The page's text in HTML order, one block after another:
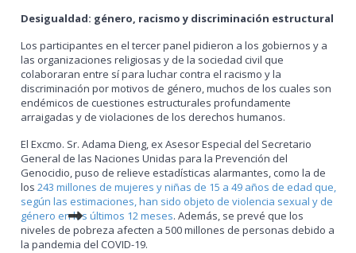
Desigualdad: género, racismo y discriminación estructural
Los participantes en el tercer panel pidieron a los gobiernos y a
las organizaciones religiosas y de la sociedad civil que
colaboraran entre sí para luchar contra el racismo y la
discriminación por motivos de género, muchos de los cuales son
endémicos de cuestiones estructurales profundamente
arraigadas y de violaciones de los derechos humanos.
El Excmo. Sr. Adama Dieng, ex Asesor Especial del Secretario
General de las Naciones Unidas para la Prevención del
Genocidio, puso de relieve estadísticas alarmantes, como la de
los243 millones de mujeres y niñas de 15 a 49 años de edad que,
según las estimaciones, han sido objeto de violencia sexual y de
género en los últimos 12 meses. Además, se prevé que los
niveles de pobreza afecten a 500 millones de personas debido a
la pandemia del COVID-19.